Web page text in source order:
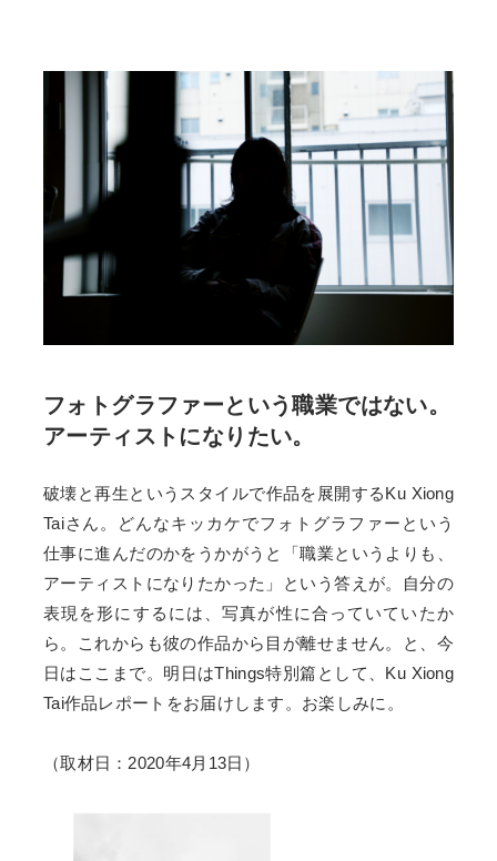
フォトグラファーという職業ではない。
アーティストになりたい。
破壊と再生というスタイルで作品を展開するKu Xiong
Taiさん。どんなキッカケでフォトグラファーという
仕事に進んだのかをうかがうと「職業というよりも、
アーティストになりたかった」という答えが。自分の
表現を形にするには、写真が性に合っていていたか
ら。これからも彼の作品から目が離せません。と、今
日はここまで。明日はThings特別篇として、Ku Xiong
Tai作品レポートをお届けします。お楽しみに。
（取材日：2020年4月13日）